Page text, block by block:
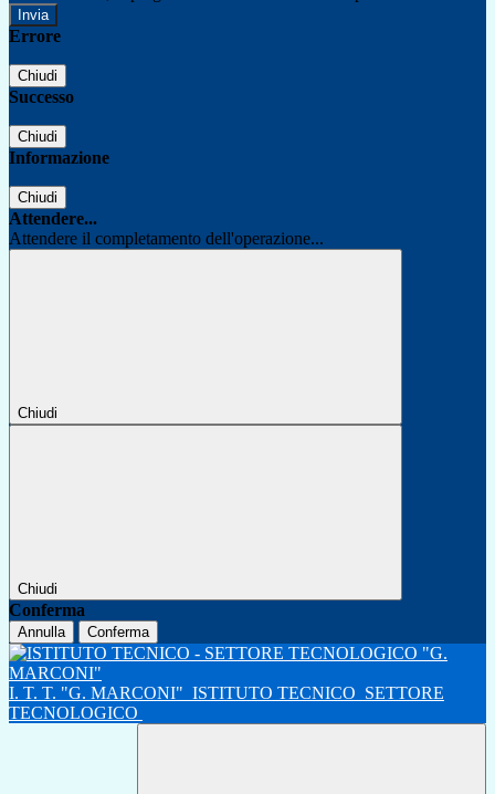
Errore
Chiudi
Successo
Chiudi
Informazione
Chiudi
Attendere...
Attendere il completamento dell'operazione...
Chiudi
Chiudi
Conferma
Annulla Conferma
I. T. T. "G. MARCONI" ISTITUTO TECNICO SETTORE
TECNOLOGICO